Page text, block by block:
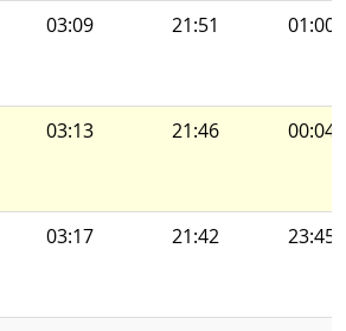
03:09 21:51 01:00
03:13 21:46 00:04
03:17 21:42 23:45